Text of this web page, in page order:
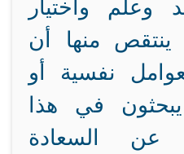
واختيار
ينتقص منها أن
نفسية أو
يبحثون في هذا
عن السعادة